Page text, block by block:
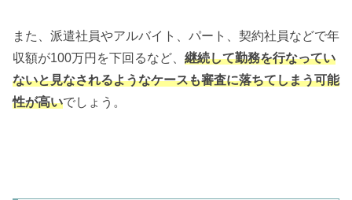
また、派遣社員やアルバイト、パート、契約社員などで年
収額が100万円を下回るなど、 継続して勤務を行なってい
ないと見なされるようなケースも審査に落ちてしまう可能
性が高いでしょう。